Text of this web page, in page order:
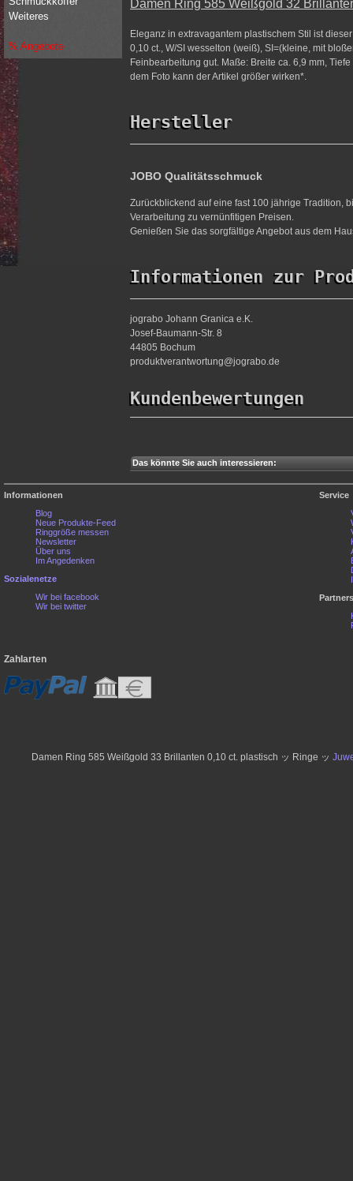
Damen Ring 585 Weißgold 32
Eleganz in extravagantem plastischem Stil ist
0,10 ct., W/SI wesselton (weiß), SI=(kleine, mit
Feinbearbeitung gut. Maße: Breite ca. 6,9 mm,
dem Foto kann der Artikel größer wirken*.
Hersteller
JOBO Qualitätsschmuck
Zurückblickend auf eine fast 100 jährige Tradition,
Verarbeitung zu vernünfitigen Preisen.
Genießen Sie das sorgfältige Angebot aus dem
Informationen zur
jograbo Johann Granica e.K.
Josef-Baumann-Str. 8
44805 Bochum
produktverantwortung@jograbo.de
Kundenbewertungen
Das könnte Sie auch interessieren:
Weiteres
% Angebote
Informationen
Blog
Neue Produkte-Feed
Ringgröße messen
Newsletter
Über uns
Im Angedenken
Sozialenetze
Wir bei facebook
Wir bei twitter
Service
Zahlarten
Damen Ring 585 Weißgold 33 Brillanten 0,10 ct. plastisch ッ Ringe ッ